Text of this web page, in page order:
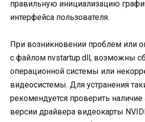
правильную инициализацию
интерфейса пользователя.
При возникновении проблем или
с файлом nvstartup.dll, возможны
операционной системы или
видеосистемы. Для устранения
рекомендуется проверить наличие
версии драйвера видеокарты